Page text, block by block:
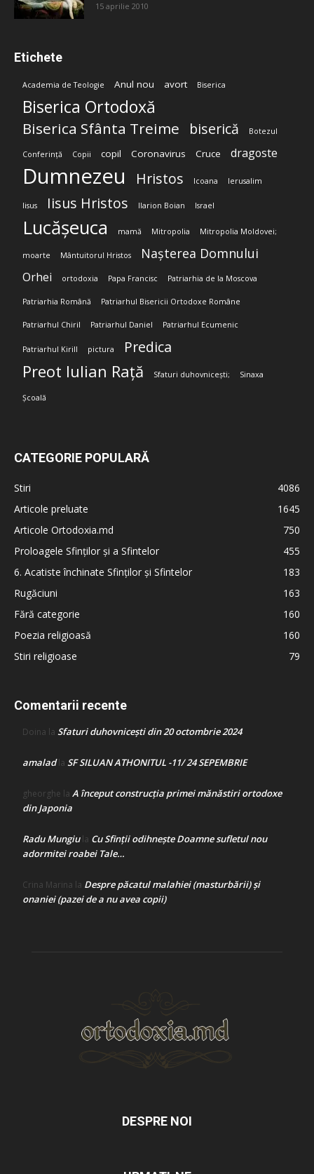
15 aprilie 2010
Etichete
Academia de Teologie Anul nou avort Biserica
Biserica Ortodoxă
Biserica Sfânta Treime biserică Botezul
Conferință Copii copil Coronavirus Cruce dragoste
Dumnezeu Hristos Icoana Ierusalim
Iisus Iisus Hristos Ilarion Boian Israel
Lucășeuca mamă Mitropolia Mitropolia Moldovei;
moarte Mântuitorul Hristos Nașterea Domnului
Orhei ortodoxia Papa Francisc Patriarhia de la Moscova
Patriarhia Română Patriarhul Bisericii Ortodoxe Române
Patriarhul Chiril Patriarhul Daniel Patriarhul Ecumenic
Patriarhul Kirill pictura Predica
Preot Iulian Rață Sfaturi duhovnicești; Sinaxa
Școală
CATEGORIE POPULARĂ
Stiri
4086
Articole preluate
1645
Articole Ortodoxia.md
750
Proloagele Sfinților și a Sfintelor
455
6. Acatiste închinate Sfinților și Sfintelor
183
Rugăciuni
163
Fără categorie
160
Poezia religioasă
160
Stiri religioase
79
Comentarii recente
Doina la Sfaturi duhovnicești din 20 octombrie 2024
amaladla SF SILUAN ATHONITUL -11/ 24 SEPEMBRIE
gheorghe la A început construcţia primei mănăstiri ortodoxe
din Japonia
Radu Mungiula Cu Sfinții odihnește Doamne sufletul nou
adormitei roabei Tale…
Crina Marina la Despre păcatul malahiei (masturbării) şi
onaniei (pazei de a nu avea copii)
DESPRE NOI